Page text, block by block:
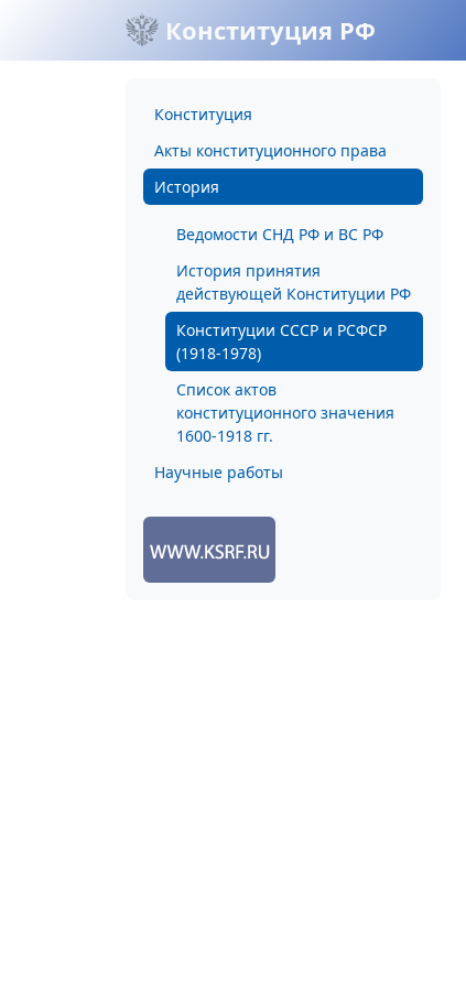
Конституция РФ
Конституция
Акты конституционного права
История
Ведомости СНД РФ и ВС РФ
История принятия
действующей Конституции РФ
Конституции СССР и РСФСР
(1918-1978)
Список актов
конституционного значения
1600-1918 гг.
Научные работы